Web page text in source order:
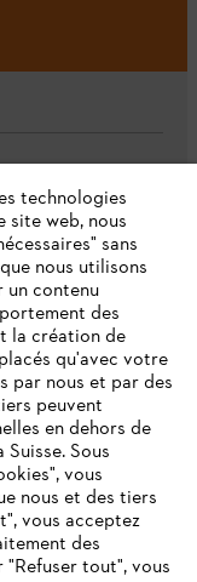
technologies
site web, nous
sans
nous utilisons
contenu
des
la création de
qu'avec votre
par nous et par des
peuvent
en dehors de
Sous
vous
nous et des tiers
vous acceptez
des
"Refuser tout", vous